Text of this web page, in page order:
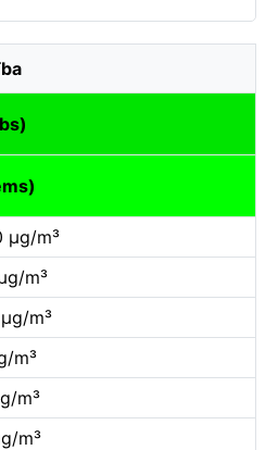
µg/m³
m³
m³
m³
m³
m³